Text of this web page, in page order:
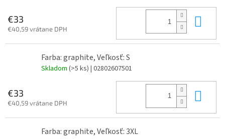
€33
€40,59 vrátane DPH
Farba: graphite, Veľkosť: S
Skladom (>5 ks) | 02802607501
€33
€40,59 vrátane DPH
Farba: graphite, Veľkosť: 3XL